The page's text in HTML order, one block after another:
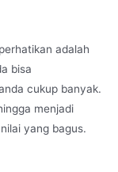
adalah
bisa
cukup banyak.
menjadi
yang bagus.